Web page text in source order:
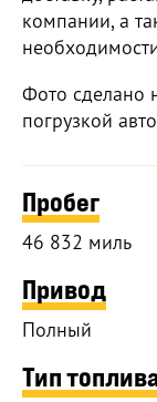
компании, а
Фото сделано
погрузкой
Пробег
46 832 миль
Привод
Полный
Тип